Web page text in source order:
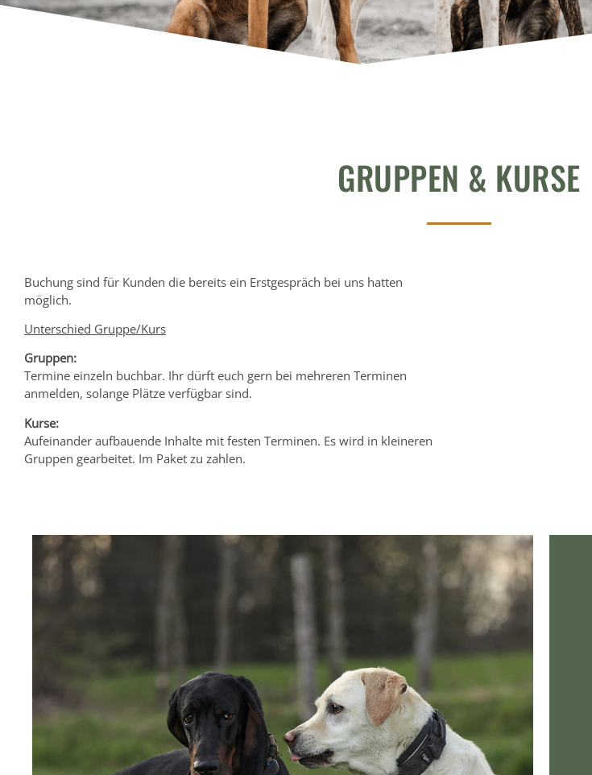
GRUPPEN & KURSE
Buchung sind für Kunden die bereits ein Erstgespräch bei uns hatten
möglich.
Unterschied Gruppe/Kurs
Gruppen:
Termine einzeln buchbar. Ihr dürft euch gern bei mehreren Terminen
anmelden, solange Plätze verfügbar sind.
Kurse:
Aufeinander aufbauende Inhalte mit festen Terminen. Es wird in kleineren
Gruppen gearbeitet. Im Paket zu zahlen.